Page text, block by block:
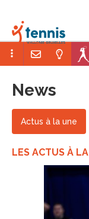
News
Actus à la une
LES ACTUS À